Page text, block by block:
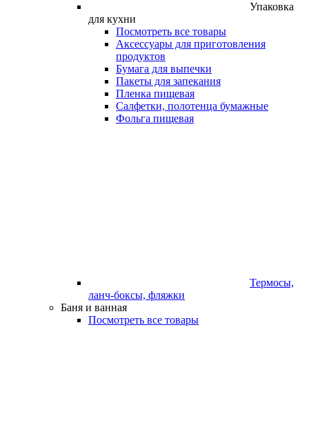
Упаковка
для кухни
Посмотреть все товары
Аксессуары для приготовления
продуктов
Бумага для выпечки
Пакеты для запекания
Пленка пищевая
Салфетки, полотенца бумажные
Фольга пищевая
Термосы,
ланч-боксы, фляжки
Баня и ванная
Посмотреть все товары